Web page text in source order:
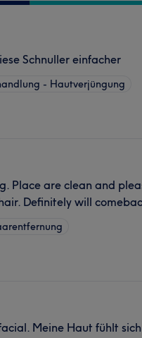
Schnuller einfacher
- Hautverjüngung
Place are clean and
Definitely will
Meine Haut fühlt